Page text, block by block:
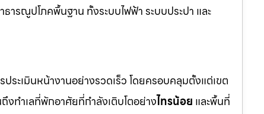
รณูปโภคพื้นฐาน ทั้งระบบไฟฟ้า ระบบประปา และ
ระเมินหน้างานอย่างรวดเร็ว โดยครอบคลุมตั้งแต่เขต
งทำเลที่พักอาศัยที่กำลังเติบโตอย่างไทรน้อย และพื้นที่